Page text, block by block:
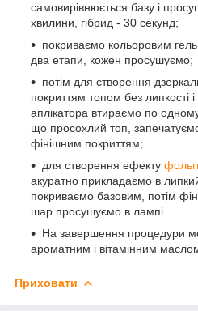
самовирівнюється базу і
хвилини, гібрид - 30 секунд;
покриваємо кольоровим
два етапи, кожен просушуємо;
потім для створення
покриттям топом без липкості
аплікатора втираємо по
що просохлий топ,
фінішним покриттям;
для створення ефекту
акуратно прикладаємо в
покриваємо базовим, потім
шар просушуємо в лампі.
На завершення процедури
ароматним і вітамінним
Приховати